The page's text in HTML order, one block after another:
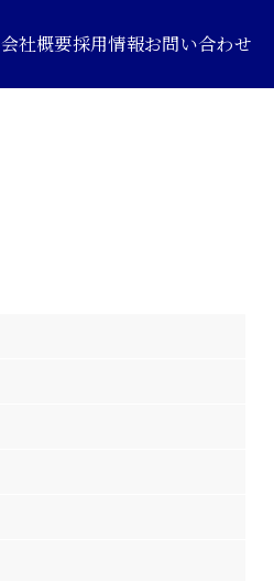
会社概要採用情報お問い合わせ